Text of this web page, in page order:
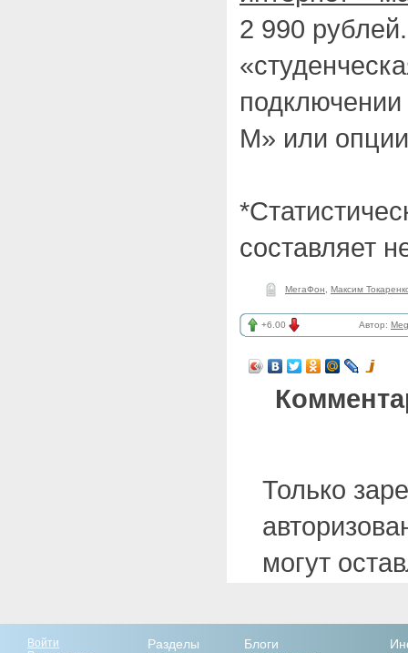
2 990
М» или
составляет
МегаФон Максим
+6.00 Автор:
Только
могут
Войти
Разделы Блоги